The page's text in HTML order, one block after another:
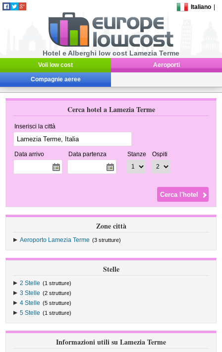
Italiano
Hotel e Alberghi low cost Lamezia Terme
Voli low cost Aeroporti
Compagnie aeree
Cerca hotel a Lamezia Terme
Inserisci la città
Data arrivo Data partenza Stanze Ospiti
Zone città
Aeroporto Lamezia Terme (3 strutture)
Stelle
2 Stelle (1 strutture)
3 Stelle (2 strutture)
4 Stelle (5 strutture)
5 Stelle (1 strutture)
Informazioni utili su Lamezia Terme